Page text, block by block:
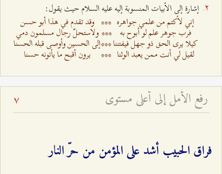
إشارة إلى الأبيات المنسوبة إليه عليه السلام حيث يقول:
إني لأكتم من علمي جواهره *** وقد تقدم في هذا أبو حسن
فرب جوهر علم لو أبوح به ***ولاستحلّ رجال مسلمون دمي
كيلا يرى الحق ذو جهل فيفتننا***إلى الحسين وأوصى قبله الحسنا
لقيل لي أنت ممن يعبد الوثنا *** يرون أقبح ما يأتونه حسنا
رفع الأمل إلى أعلى مستوى 7
فراق الحبيب أشد على المؤمن من حرّ النار